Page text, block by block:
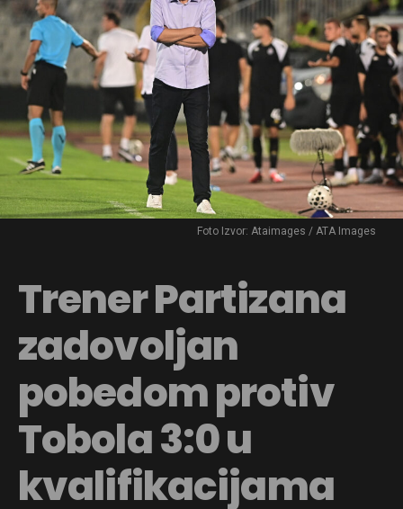
Foto Izvor: Ataimages / ATA Images
Trener Partizana
zadovoljan
pobedom protiv
Tobola 3:0 u
kvalifikacijama